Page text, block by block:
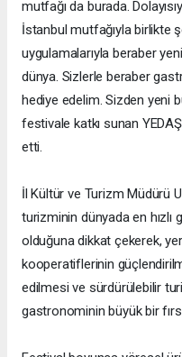
mutfağı da burada.
İstanbul mutfağıyla birlikte
uygulamalarıyla beraber
dünya. Sizlerle beraber
hediye edelim. Sizden yeni
festivale katkı sunan
etti.
İl Kültür ve Turizm Müdürü
turizminin dünyada en hızlı
olduğuna dikkat çekerek,
kooperatiflerinin
edilmesi ve sürdürülebilir
gastronominin büyük bir